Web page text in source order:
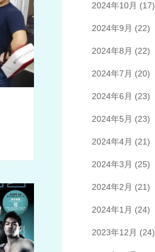
2024年10月 (17)
2024年9月 (22)
2024年8月 (22)
2024年7月 (20)
2024年6月 (23)
2024年5月 (23)
2024年4月 (21)
2024年3月 (25)
2024年2月 (21)
2024年1月 (24)
2023年12月 (24)